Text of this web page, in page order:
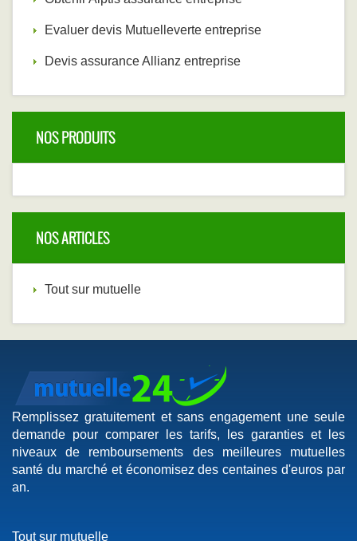
Evaluer devis Mutuelleverte entreprise
Devis assurance Allianz entreprise ‎
NOS PRODUITS
NOS ARTICLES
Tout sur mutuelle
Remplissez gratuitement et sans engagement une seule
demande pour comparer les tarifs, les garanties et les
niveaux de remboursements des meilleures mutuelles
santé du marché et économisez des centaines d'euros par
an.
Tout sur mutuelle